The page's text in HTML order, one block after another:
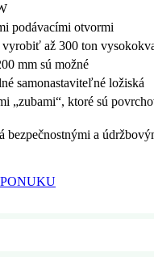
podávacími otvormi
až 300 ton
mm sú možné
samonastaviteľné ložiská
„zubami“, ktoré sú
bezpečnostnými a